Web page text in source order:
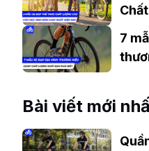
Nay
7
Bài viết mới